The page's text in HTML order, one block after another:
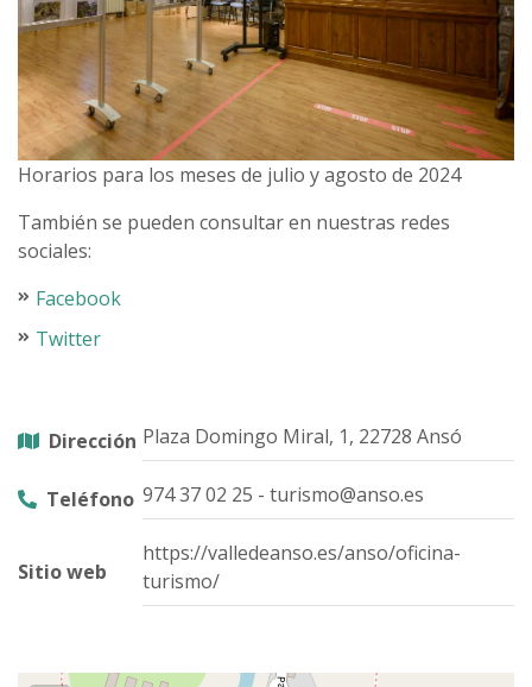
Horarios para los meses de julio y agosto de 2024
También se pueden consultar en nuestras redes
sociales:
Facebook
Twitter
Dirección Plaza Domingo Miral, 1, 22728 Ansó
Teléfono 974 37 02 25 - turismo@anso.es
Sitio web
https://valledeanso.es/anso/oficina-
turismo/